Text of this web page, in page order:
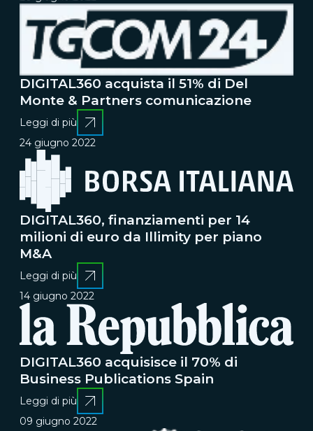
DIGITAL360 acquista il 51% di Del
Monte & Partners comunicazione
Leggi di più
24 giugno 2022
DIGITAL360, finanziamenti per 14
milioni di euro da Illimity per piano
M&A
Leggi di più
14 giugno 2022
DIGITAL360 acquisisce il 70% di
Business Publications Spain
Leggi di più
09 giugno 2022